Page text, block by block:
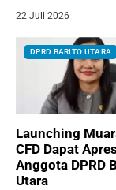
22 Juli 2026
DPRD BARITO UTARA
Launching
CFD Dapat
Anggota DPRD
Utara